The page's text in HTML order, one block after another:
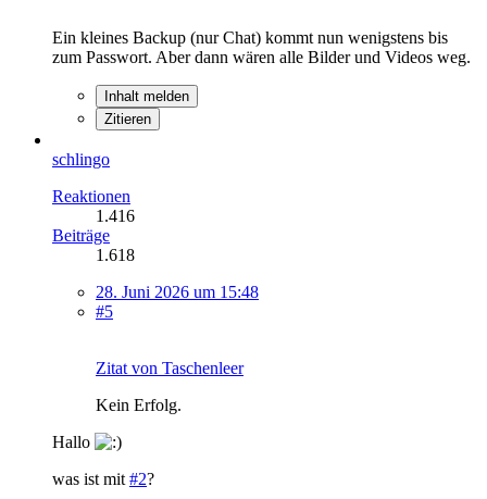
Ein kleines Backup (nur Chat) kommt nun wenigstens bis
zum Passwort. Aber dann wären alle Bilder und Videos weg.
Inhalt melden
Zitieren
schlingo
Reaktionen
1.416
Beiträge
1.618
28. Juni 2026 um 15:48
#5
Zitat von Taschenleer
Kein Erfolg.
Hallo
was ist mit #2?